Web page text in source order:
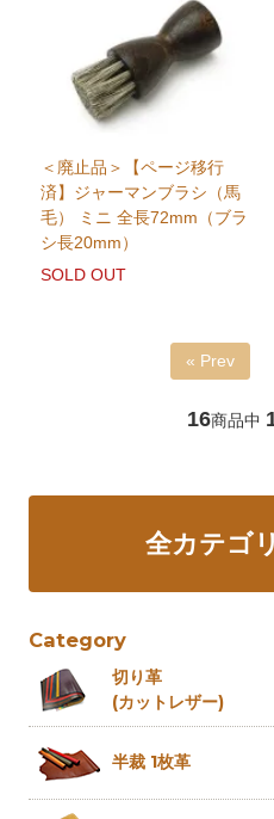
＜廃止品＞【ページ移行
済】ジャーマンブラシ（馬
毛） ミニ 全長72mm（ブラ
シ長20mm）
SOLD OUT
« Prev
16商品中
全カテゴ
Category
切り革
(カットレザー)
半裁 1枚革